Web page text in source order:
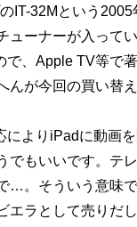
IT-32Mという
ューナーが入って
で、Apple TV等で
んが今回の買い替え
によりiPadに動画
でもいいです。テ
…。そういう意味
ラとして売りだし